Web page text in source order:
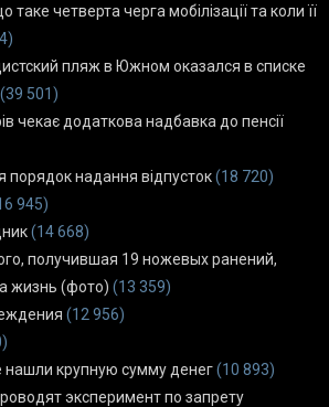
таке четверта черга мобілізації та коли її
пляж в Южном оказался в списке
(39 501)
чекає додаткова надбавка до пенсії
порядок надання відпусток(18 720)
945)
(14 668)
получившая 19 ножевых ранений,
жизнь (фото) (13 359)
(12 956)
крупную сумму денег(10 893)
эксперимент по запрету